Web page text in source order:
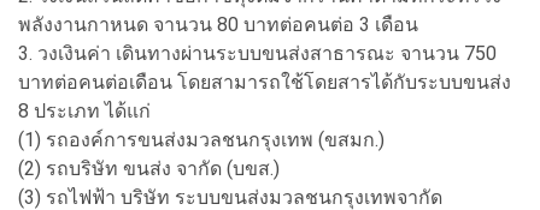
พลังงานกาหนด จานวน 80 บาทต่อคนต่อ 3 เดือน
3. วงเงินค่า เดินทางผ่านระบบขนส่งสาธารณะ จานวน 750
บาทต่อคนต่อเดือน โดยสามารถใช้โดยสารได้กับระบบขนส่ง
8 ประเภท ได้แก่
(1) รถองค์การขนส่งมวลชนกรุงเทพ (ขสมก.)
(2) รถบริษัท ขนส่ง จากัด (บขส.)
(3) รถไฟฟ้า บริษัท ระบบขนส่งมวลชนกรุงเทพจากัด